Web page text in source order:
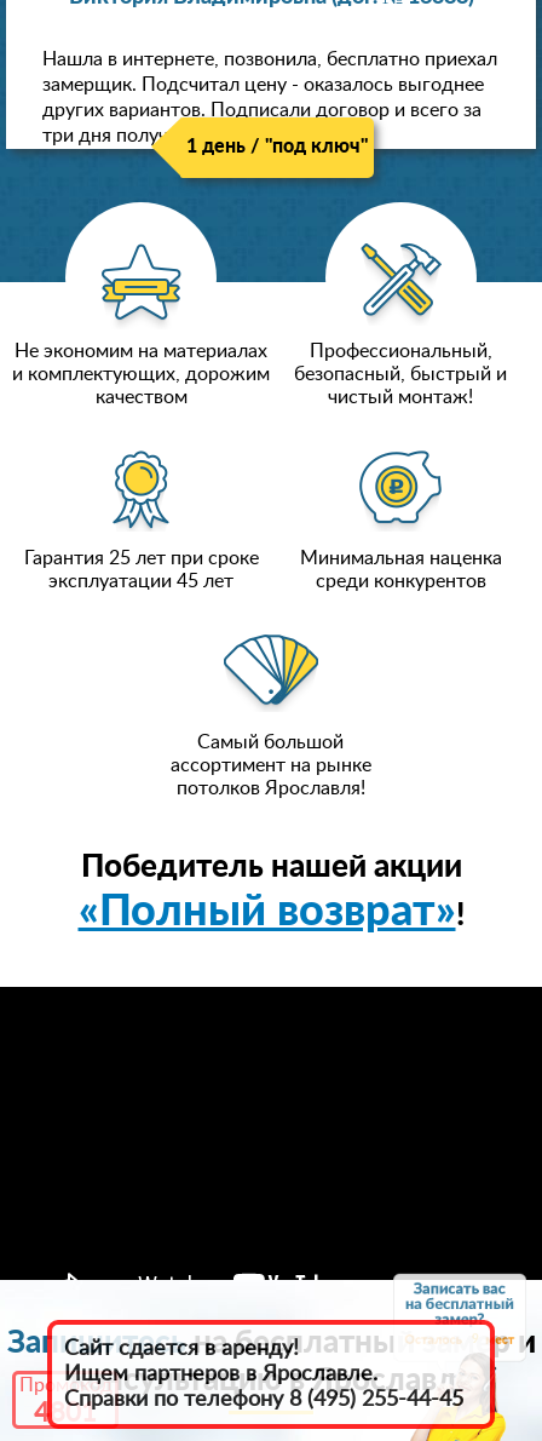
9
Промокод
4801
Нашла в интернете, позвонила, бесплатно приехал
замерщик. Подсчитал цену - оказалось выгоднее
других вариантов. Подписали договор и всего за
три дня получили новые потолки!
1 день / "под ключ"
Не экономим на материалах
и комплектующих, дорожим
качеством
Профессиональный,
безопасный, быстрый и
чистый монтаж!
Гарантия 25 лет при сроке
эксплуатации 45 лет
Минимальная наценка
среди конкурентов
Самый большой
ассортимент на рынке
потолков Ярославля!
Победитель нашей акции
«Полный возврат»!
Запишитесьна бесплатный замер и
консультацию в Ярославле
Сайт сдается в аренду!
Ищем партнеров в Ярославле.
Справки по телефону 8 (495) 255-44-45